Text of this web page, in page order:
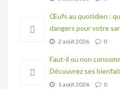
Œufs au quotidien :
dangers pour votre
2 août 2026 0
Faut-il ou non
Découvrez ses
1 août 2026 0